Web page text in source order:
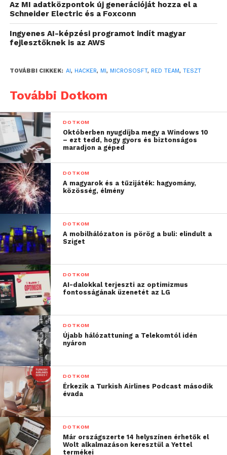
hívták ugyanis a hidegháború alatt azt az amerikai
különítményt, amely a szovjet-orosz ellenfelet
jelenítette meg a kék, vagyis a hazaiakat képviselő
csapattal szemben, a legkülönfélébb elképzelt
bloggereszámolt berészletesen a 2019-ben felállt
sokféle háttérrel és tudással rendelkező szakember,
így a mérnökök és szoftverfejlesztők mellett,
neurológus, nyelvész, pszichológus és
nemzetbiztonsági szakértő adja össze a tudását
azért, hogy a közvetlen biztonsági kockázatokon túl
a társadalmi károkat is felmérhessék. Erre azért van
szükség, mert a generatív mesterséges intelligencia
képessé teszi a bűnözőket és csalókat arra, hogy
hiteles módon szólaljanak meg, adjanak elő
narratívákat több nyelven, hogy rendkívül élethű,
mégis valótlanságot ábrázoló képeket hozzanak
létre azért, hogy embereket tévesszenek meg, vagy
hogy társadalmi megosztottságot és feszültséget
gerjesszenek.
„A kiberbiztonság, az MI
felelős használata, és az
MI tágabb értelemben
vett biztonságos
használata ugyanannak
az éremnek a különböző
oldalai”
– véli Siva Kumar.
Az MI adatközpontok új generációját hozza el a
Schneider Electric és a Foxconn
Ingyenes AI-képzési programot indít magyar
fejlesztőknek is az AWS
TOVÁBBI CIKKEK: AI, HACKER, MI, MICROSOSFT, RED TEAM, TESZT
További Dotkom
DOTKOM
Októberben nyugdíjba megy a Windows 10
– ezt tedd, hogy gyors és biztonságos
maradjon a géped
DOTKOM
A magyarok és a tűzijáték: hagyomány,
közösség, élmény
DOTKOM
A mobilhálózaton is pörög a buli: elindult a
Sziget
DOTKOM
AI-dalokkal terjeszti az optimizmus
fontosságának üzenetét az LG
DOTKOM
Újabb hálózattuning a Telekomtól idén
nyáron
DOTKOM
Érkezik a Turkish Airlines Podcast második
évada
DOTKOM
Már országszerte 14 helyszínen érhetők el
Wolt alkalmazáson keresztül a Yettel
termékei